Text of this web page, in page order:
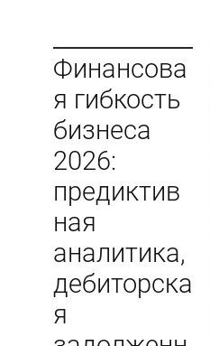
Финансова
я гибкость
бизнеса
2026:
предиктив
ная
аналитика,
дебиторска
я